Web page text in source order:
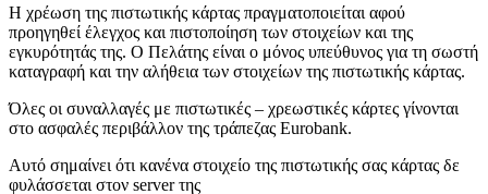
Η χρέωση της πιστωτικής κάρτας πραγματοποιείται αφού
προηγηθεί έλεγχος και πιστοποίηση των στοιχείων και της
εγκυρότητάς της. Ο Πελάτης είναι ο μόνος υπεύθυνος για τη σωστή
καταγραφή και την αλήθεια των στοιχείων της πιστωτικής κάρτας.
Όλες οι συναλλαγές με πιστωτικές – χρεωστικές κάρτες γίνονται
στο ασφαλές περιβάλλον της τράπεζας Eurobank.
Αυτό σημαίνει ότι κανένα στοιχείο της πιστωτικής σας κάρτας δε
φυλάσσεται στον server της